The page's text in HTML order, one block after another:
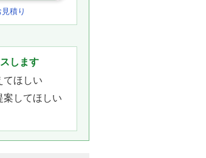
見積り
します
てほしい
案してほしい